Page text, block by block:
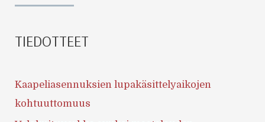
TIEDOTTEET
Kaapeliasennuksien lupakäsittelyaikojen
kohtuuttomuus